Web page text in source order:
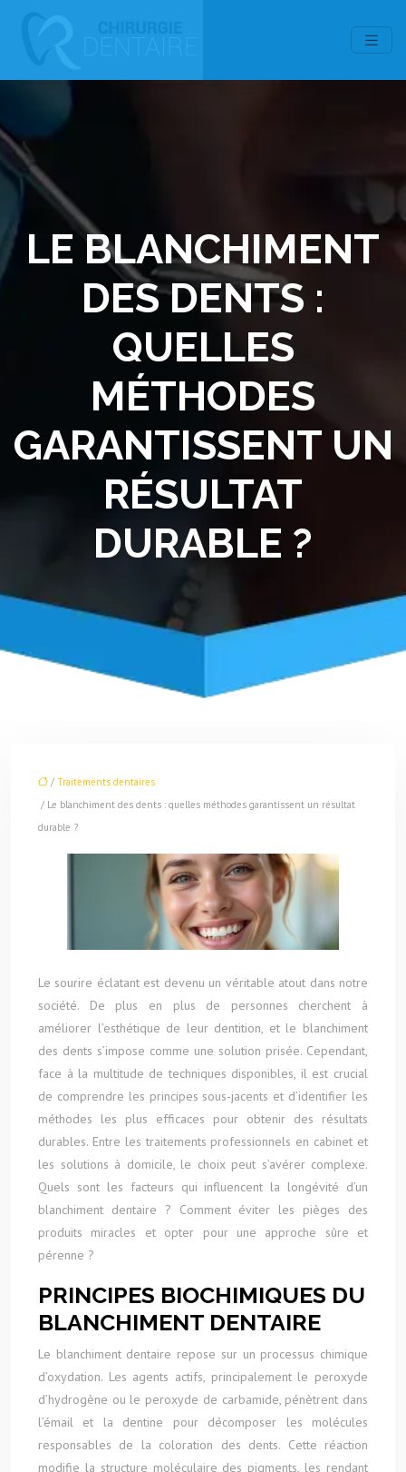
LE BLANCHIMENT
DES DENTS :
QUELLES
MÉTHODES
GARANTISSENT UN
RÉSULTAT
DURABLE ?
/ Traitements dentaires
/ Le blanchiment des dents : quelles méthodes garantissent un résultat
durable ?
Le sourire éclatant est devenu un véritable atout dans notre
société. De plus en plus de personnes cherchent à
améliorer l’esthétique de leur dentition, et le blanchiment
des dents s’impose comme une solution prisée. Cependant,
face à la multitude de techniques disponibles, il est crucial
de comprendre les principes sous-jacents et d’identifier les
méthodes les plus efficaces pour obtenir des résultats
durables. Entre les traitements professionnels en cabinet et
les solutions à domicile, le choix peut s’avérer complexe.
Quels sont les facteurs qui influencent la longévité d’un
blanchiment dentaire ? Comment éviter les pièges des
produits miracles et opter pour une approche sûre et
pérenne ?
PRINCIPES BIOCHIMIQUES DU
BLANCHIMENT DENTAIRE
Le blanchiment dentaire repose sur un processus chimique
d’oxydation. Les agents actifs, principalement le peroxyde
d’hydrogène ou le peroxyde de carbamide, pénètrent dans
l’émail et la dentine pour décomposer les molécules
responsables de la coloration des dents. Cette réaction
modifie la structure moléculaire des pigments, les rendant